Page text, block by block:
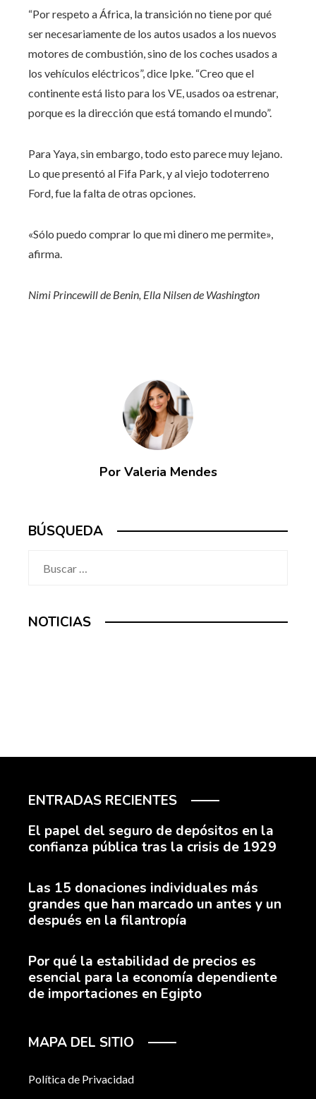
“Por respeto a África, la transición no tiene por qué
ser necesariamente de los autos usados ​​a los nuevos
motores de combustión, sino de los coches usados ​​a
los vehículos eléctricos”, dice Ipke. “Creo que el
continente está listo para los VE, usados ​​oa estrenar,
porque es la dirección que está tomando el mundo”.
Para Yaya, sin embargo, todo esto parece muy lejano.
Lo que presentó al Fifa Park, y al viejo todoterreno
Ford, fue la falta de otras opciones.
«Sólo puedo comprar lo que mi dinero me permite»,
afirma.
Nimi Princewill de Benin, Ella Nilsen de Washington
Por Valeria Mendes
BÚSQUEDA
NOTICIAS
ENTRADAS RECIENTES
El papel del seguro de depósitos en la
confianza pública tras la crisis de 1929
Las 15 donaciones individuales más
grandes que han marcado un antes y un
después en la filantropía
Por qué la estabilidad de precios es
esencial para la economía dependiente
de importaciones en Egipto
MAPA DEL SITIO
Política de Privacidad